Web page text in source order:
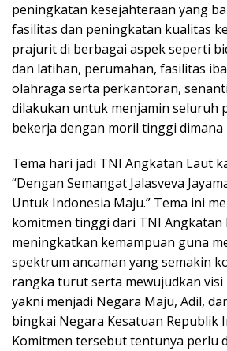
peningkatan kesejahteraan yang
fasilitas dan peningkatan kualitas
prajurit di berbagai aspek seperti
dan latihan, perumahan, fasilitas
olahraga serta perkantoran,
dilakukan untuk menjamin seluruh
bekerja dengan moril tinggi
Tema hari jadi TNI Angkatan Laut
“Dengan Semangat Jalasveva
Untuk Indonesia Maju.” Tema ini
komitmen tinggi dari TNI Angkatan
meningkatkan kemampuan guna
spektrum ancaman yang semakin
rangka turut serta mewujudkan visi
yakni menjadi Negara Maju, Adil,
bingkai Negara Kesatuan Republik
Komitmen tersebut tentunya perlu